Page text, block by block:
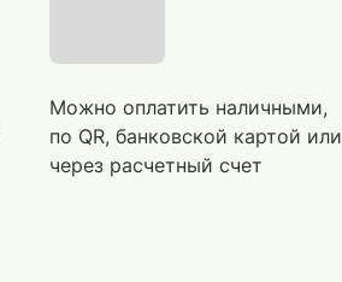
Можно оплатить наличными,
по QR, банковской картой или
через расчетный счет